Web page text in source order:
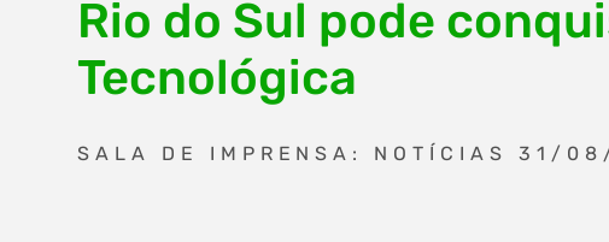
Rio do Sul pode
Tecnológica
SALA DE IMPRENSA: NOTÍCIAS 31/